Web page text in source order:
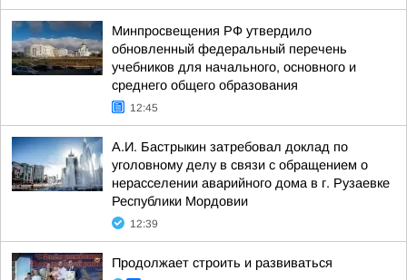
Минпросвещения РФ утвердило
обновленный федеральный перечень
учебников для начального, основного и
среднего общего образования
12:45
А.И. Бастрыкин затребовал доклад по
уголовному делу в связи с обращением о
нерасселении аварийного дома в г. Рузаевке
Республики Мордовии
12:39
Продолжает строить и развиваться